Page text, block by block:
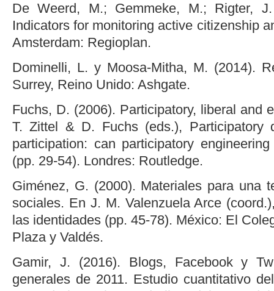
De Weerd, M.; Gemmeke, M.; Rigter,
Indicators for monitoring active citizenship
Amsterdam: Regioplan.
Dominelli, L. y Moosa-Mitha, M. (2014).
Surrey, Reino Unido: Ashgate.
Fuchs, D. (2006). Participatory, liberal and
T. Zittel & D. Fuchs (eds.), Participatory
participation: can participatory
(pp. 29-54). Londres: Routledge.
Giménez, G. (2000). Materiales para una
sociales. En J. M. Valenzuela Arce
las identidades (pp. 45-78). México: El
Plaza y Valdés.
Gamir, J. (2016). Blogs, Facebook y
generales de 2011. Estudio cuantitativo